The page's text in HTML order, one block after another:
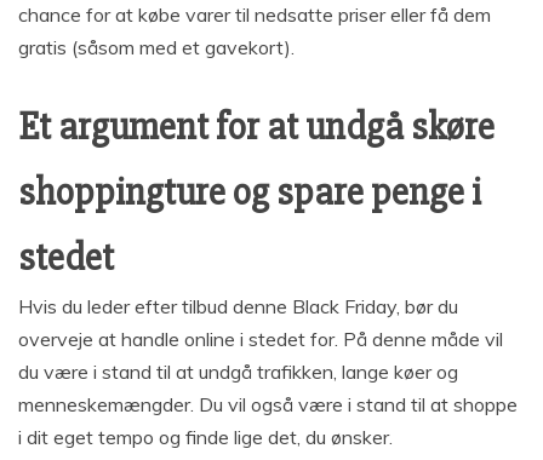
chance for at købe varer til nedsatte priser eller få dem
gratis (såsom med et gavekort).
Et argument for at undgå skøre
shoppingture og spare penge i
stedet
Hvis du leder efter tilbud denne Black Friday, bør du
overveje at handle online i stedet for. På denne måde vil
du være i stand til at undgå trafikken, lange køer og
menneskemængder. Du vil også være i stand til at shoppe
i dit eget tempo og finde lige det, du ønsker.